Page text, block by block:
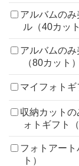
アルバムの
ル（40カット
アルバムの
（80カット）
マイフォトギ
収納カット
ォトギフト
フォトアー
ト）